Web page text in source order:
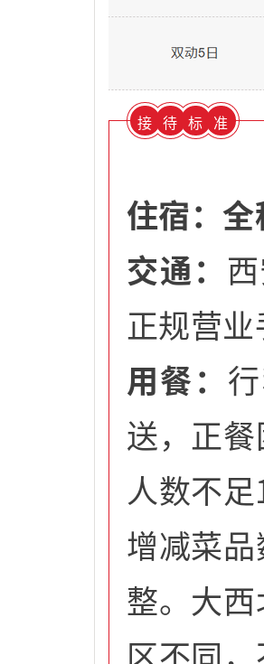
接 待 标 准
住宿：
交通：
正规营
用餐：
送，正
人数不
增减菜
整。大
区不同